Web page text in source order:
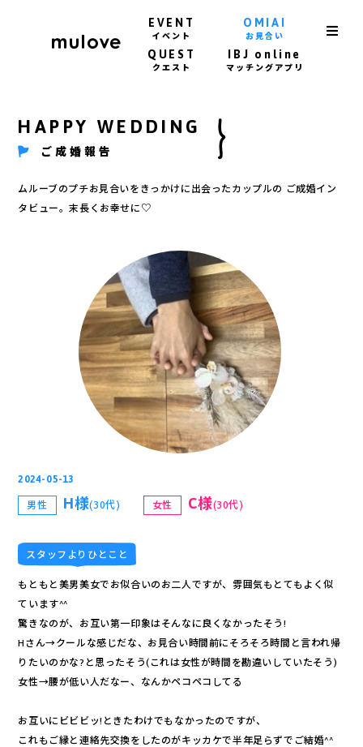
EVENT
イベント
OMIAI
お見合い
QUEST
クエスト
IBJ online
マッチングアプリ
HAPPY WEDDING
ご成婚報告
ムルーブのプチお見合いをきっかけに出会ったカップルの ご成婚イン
タビュー。末長くお幸せに♡
2024-05-13
男性 H様(30代) 女性 C様(30代)
スタッフよりひとこと
もともと美男美女でお似合いのお二人ですが、雰囲気もとてもよく似
ています^^
驚きなのが、お互い第一印象はそんなに良くなかったそう!
Hさん→クールな感じだな、お見合い時間前にそろそろ時間と言われ帰
りたいのかな?と思ったそう(これは女性が時間を勘違いしていたそう)
女性→腰が低い人だなー、なんかペコペコしてる
お互いにビビビッ!ときたわけでもなかったのですが、
これもご縁と連絡先交換をしたのがキッカケで半年足らずでご結婚^^